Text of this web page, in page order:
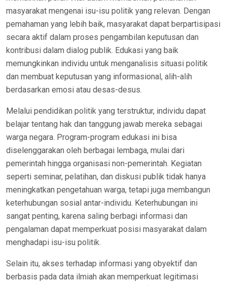
masyarakat mengenai isu-isu politik yang relevan. Dengan
pemahaman yang lebih baik, masyarakat dapat berpartisipasi
secara aktif dalam proses pengambilan keputusan dan
kontribusi dalam dialog publik. Edukasi yang baik
memungkinkan individu untuk menganalisis situasi politik
dan membuat keputusan yang informasional, alih-alih
berdasarkan emosi atau desas-desus.
Melalui pendidikan politik yang terstruktur, individu dapat
belajar tentang hak dan tanggung jawab mereka sebagai
warga negara. Program-program edukasi ini bisa
diselenggarakan oleh berbagai lembaga, mulai dari
pemerintah hingga organisasi non-pemerintah. Kegiatan
seperti seminar, pelatihan, dan diskusi publik tidak hanya
meningkatkan pengetahuan warga, tetapi juga membangun
keterhubungan sosial antar-individu. Keterhubungan ini
sangat penting, karena saling berbagi informasi dan
pengalaman dapat memperkuat posisi masyarakat dalam
menghadapi isu-isu politik.
Selain itu, akses terhadap informasi yang obyektif dan
berbasis pada data ilmiah akan memperkuat legitimasi